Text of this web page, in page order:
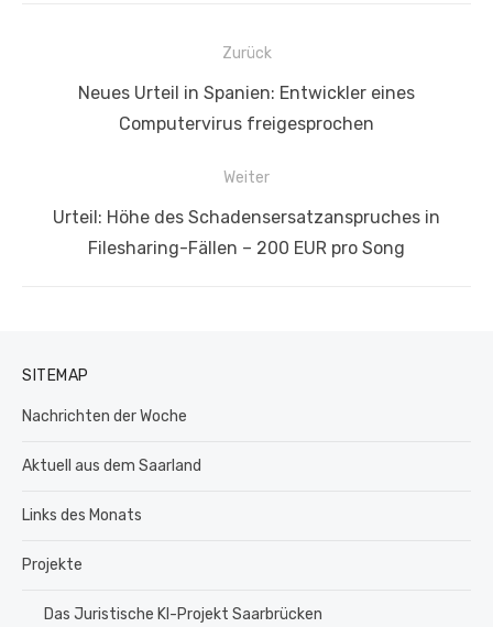
Beitragsnavigation
Zurück
VorherigerNeues Urteil in Spanien: Entwickler eines
Computervirus freigesprochen
Weiter
Nächster
Beitrag:
Urteil: Höhe des Schadensersatzanspruches in
Filesharing-Fällen – 200 EUR pro Song
SITEMAP
Nachrichten der Woche
Aktuell aus dem Saarland
Links des Monats
Projekte
Das Juristische KI-Projekt Saarbrücken